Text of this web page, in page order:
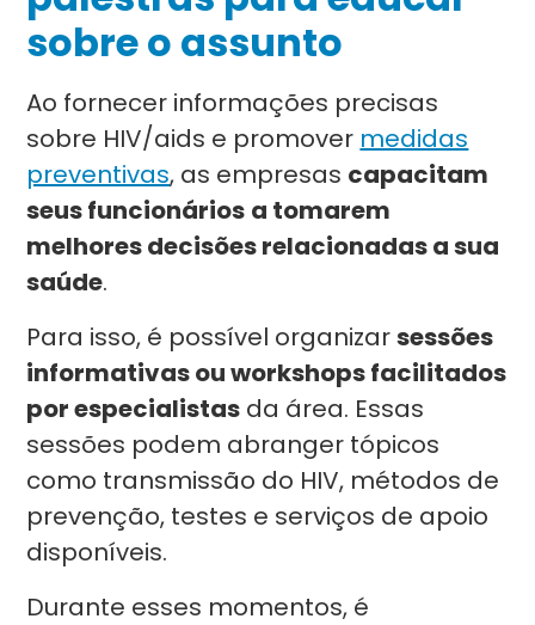
sobre o assunto
Ao fornecer informações precisas
sobre HIV/aids e promover medidas
preventivas, as empresas capacitam
seus funcionários a tomarem
melhores decisões relacionadas a sua
saúde.
Para isso, é possível organizarsessões
informativas ou workshops facilitados
por especialistas da área. Essas
sessões podem abranger tópicos
como transmissão do HIV, métodos de
prevenção, testes e serviços de apoio
disponíveis.
Durante esses momentos, é